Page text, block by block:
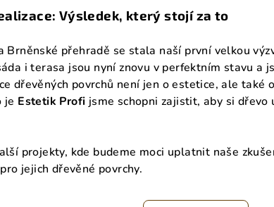
Výsledek, který stojí za to
Brněnské přehradě se stala naší první velkou
i terasa jsou nyní znovu v perfektním stavu a
dřevěných povrchů není jen o estetice, ale
je Estetik Profi jsme schopni zajistit, aby si dřevo
projekty, kde budeme moci uplatnit naše
jejich dřevěné povrchy.